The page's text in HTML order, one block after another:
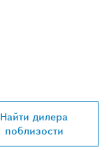
Найти дилера
поблизости